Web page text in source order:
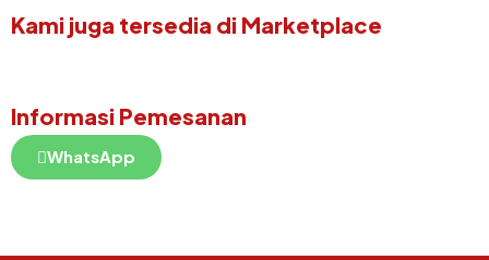
Kami juga tersedia di Marketplace
Informasi Pemesanan
WhatsApp